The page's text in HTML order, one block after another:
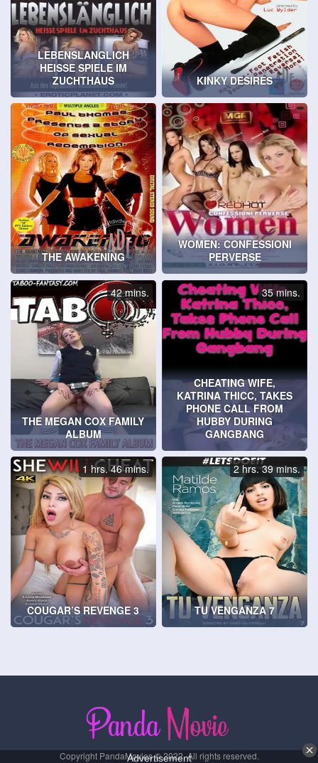
LEBENSLANGLICH
HEISSE SPIELE IM
ZUCHTHAUS
KINKY DESIRES
THE AWAKENING
WOMEN: CONFESSIONI
PERVERSE
THE MEGAN COX FAMILY
ALBUM
42 mins.
CHEATING WIFE,
KATRINA THICC, TAKES
PHONE CALL FROM
HUBBY DURING
GANGBANG
35 mins.
COUGAR’S REVENGE 3
1 hrs. 46 mins.
TU VENGANZA 7
2 hrs. 39 mins.
Copyright PandaMovies © 2022. All rights reserved.